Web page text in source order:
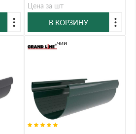
Цена за шт
В КОРЗИНУ
В наличии